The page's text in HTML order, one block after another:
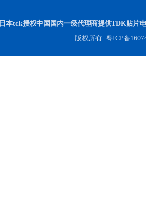
日本tdk授权中国国内一级代理商提供TDK贴片
版权所有 粤ICP备